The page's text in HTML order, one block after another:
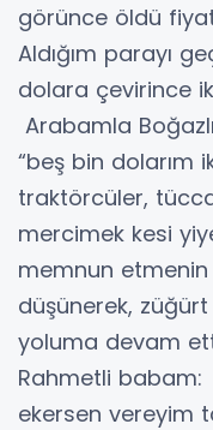
görünce öldü
Aldığım parayı
dolara çevirince
Arabamla
“beş bin dolarım
traktörcüler,
mercimek kesi
memnun
düşünerek,
yoluma devam
Rahmetli
ekersen vereyim